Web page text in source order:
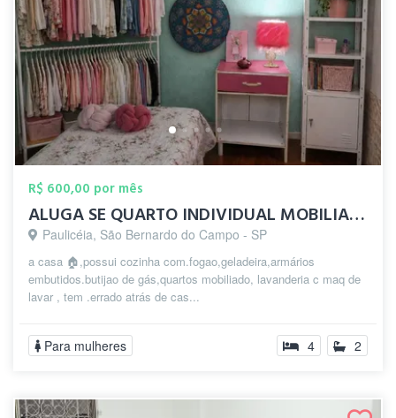
R$ 600,00 por mês
ALUGA SE QUARTO INDIVIDUAL MOBILIADO
Paulicéia, São Bernardo do Campo - SP
a casa 🏠,possui cozinha com.fogao,geladeira,armários
embutidos.butijao de gás,quartos mobiliado, lavanderia c maq de
lavar , tem .errado atrás de cas...
Para mulheres 4 2